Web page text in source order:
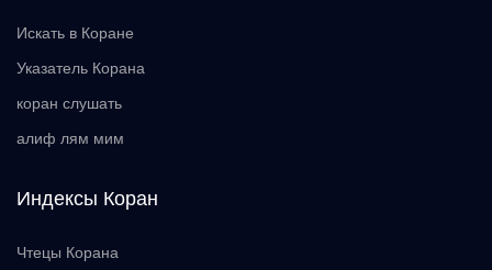
Искать в Коране
Указатель Корана
коран слушать
алиф лям мим
Индексы Коран
Чтецы Корана